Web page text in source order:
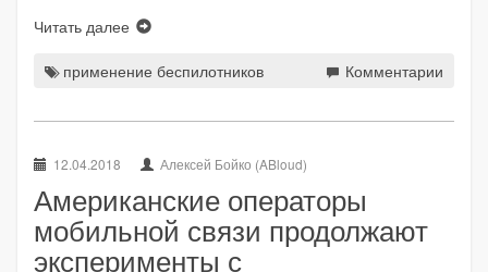
Читать далее
применение беспилотников Комментарии
12.04.2018 Алексей Бойко (ABloud)
Американские операторы
мобильной связи продолжают
эксперименты с